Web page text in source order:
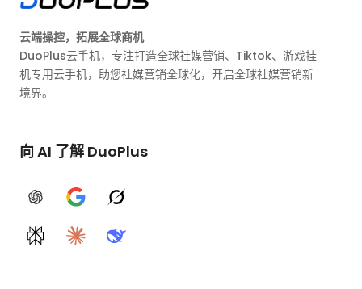
云端操控，拓展全球商机
DuoPlus云手机，专注打造全球社媒营销、Tiktok、游戏挂
机专用云手机，助您社媒营销全球化，开启全球社媒营销新
境界。
向 AI 了解 DuoPlus
ChatGPTGoogle AIGrok
PerplexityClaudeDeepSeek